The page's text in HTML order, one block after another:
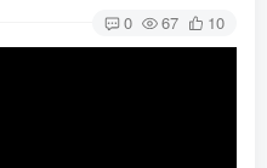
0 67 10